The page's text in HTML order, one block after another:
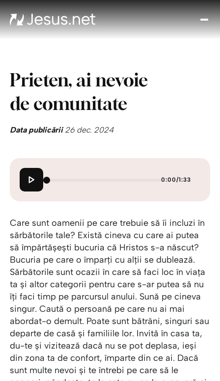
l
Prieten, ai nevoie
de comunitate
Data publicării26 dec. 2024
0:00/1:33
Care sunt oamenii pe care trebuie să îi incluzi în
sărbătorile tale? Există cineva cu care ai putea
să împărtășești bucuria că Hristos s-a născut?
Bucuria pe care o împarți cu alții se dublează.
Sărbătorile sunt ocazii în care să faci loc în viața
ta și altor categorii pentru care s-ar putea să nu
îți faci timp pe parcursul anului. Sună pe cineva
singur. Caută o persoană pe care nu ai mai
abordat-o demult. Poate sunt bătrâni, singuri sau
departe de casă și familiile lor. Invită în casa ta,
du-te și vizitează dacă nu se pot deplasa, ieși
din zona ta de confort, împarte din ce ai. Dacă
sunt multe nevoi și te întrebi pe care să le